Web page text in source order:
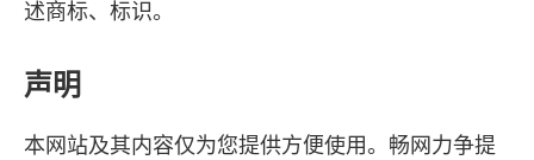
述商标、标识。
声明
本网站及其内容仅为您提供方便使用。畅网力争提